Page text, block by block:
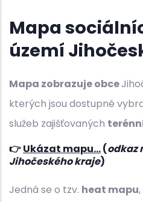
Mapa
území
Mapa zobrazuje obce
kterých jsou dostupné
služeb zajišťovaných
👉Ukázat mapu...(odkaz
Jihočeského kraje)
Jedná se o tzv. heat mapu